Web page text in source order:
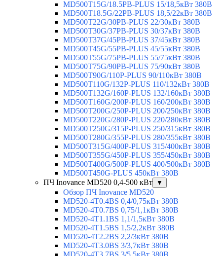
MD500T15G/18.5PB-PLUS 15/18,5кВт 380В
MD500T18.5G/22PB-PLUS 18,5/22кВт 380В
MD500T22G/30PB-PLUS 22/30кВт 380В
MD500T30G/37PB-PLUS 30/37кВт 380В
MD500T37G/45PB-PLUS 37/45кВт 380В
MD500T45G/55PB-PLUS 45/55кВт 380В
MD500T55G/75PB-PLUS 55/75кВт 380В
MD500T75G/90PB-PLUS 75/90кВт 380В
MD500T90G/110P-PLUS 90/110кВт 380В
MD500T110G/132P-PLUS 110/132кВт 380В
MD500T132G/160P-PLUS 132/160кВт 380В
MD500T160G/200P-PLUS 160/200кВт 380В
MD500T200G/250P-PLUS 200/250кВт 380В
MD500T220G/280P-PLUS 220/280кВт 380В
MD500T250G/315P-PLUS 250/315кВт 380В
MD500T280G/355P-PLUS 280/355кВт 380В
MD500T315G/400P-PLUS 315/400кВт 380В
MD500T355G/450P-PLUS 355/450кВт 380В
MD500T400G/500P-PLUS 400/500кВт 380В
MD500T450G-PLUS 450кВт 380В
ПЧ Inovance MD520 0,4-500 кВт
▼
Обзор ПЧ Inovance MD520
MD520-4T0.4BS 0,4/0,75кВт 380В
MD520-4T0.7BS 0,75/1,1кВт 380В
MD520-4T1.1BS 1,1/1,5кВт 380В
MD520-4T1.5BS 1,5/2,2кВт 380В
MD520-4T2.2BS 2,2/3кВт 380В
MD520-4T3.0BS 3/3,7кВт 380В